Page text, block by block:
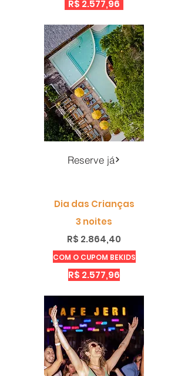
R$ 2.577,96
Reserve já
Dia das Crianças
3 noites
R$ 2.864,40
COM O CUPOM BEKIDS
R$ 2.577,96